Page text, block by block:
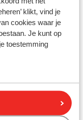
klikt, vind je
cookies waar je
Je kunt op
toestemming
Sunweb !
Chance